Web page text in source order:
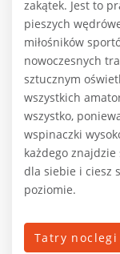
zakątek. Jest to
pieszych
miłośników
nowoczesnych
sztucznym
wszystkich
wszystko,
wspinaczki
każdego
dla siebie i ciesz
poziomie.
Tatry noclegi